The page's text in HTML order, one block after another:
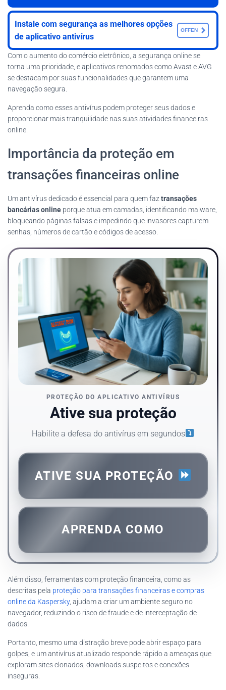
Instale com segurança as melhores opções
de aplicativo antivírus
OFFEN
Com o aumento do comércio eletrônico, a segurança online se
torna uma prioridade, e aplicativos renomados como Avast e AVG
se destacam por suas funcionalidades que garantem uma
navegação segura.
Aprenda como esses antivírus podem proteger seus dados e
proporcionar mais tranquilidade nas suas atividades financeiras
online.
Importância da proteção em
transações financeiras online
Um antivírus dedicado é essencial para quem faz transações
bancárias online porque atua em camadas, identificando malware,
bloqueando páginas falsas e impedindo que invasores capturem
senhas, números de cartão e códigos de acesso.
PROTEÇÃO DO APLICATIVO ANTIVÍRUS
Ative sua proteção
Habilite a defesa do antivírus em segundos
ATIVE SUA PROTEÇÃO
APRENDA COMO
Além disso, ferramentas com proteção financeira, como as
descritas pela proteção para transações financeiras e compras
online da Kaspersky, ajudam a criar um ambiente seguro no
navegador, reduzindo o risco de fraude e de interceptação de
dados.
Portanto, mesmo uma distração breve pode abrir espaço para
golpes, e um antivírus atualizado responde rápido a ameaças que
exploram sites clonados, downloads suspeitos e conexões
inseguras.